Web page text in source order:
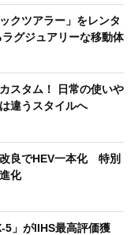
クツアラー」をレンタ
グジュアリーな移動体
スタム！ 日常の使いや
違うスタイルへ
良でHEV一本化 特別
化
5」がIIHS最高評価獲